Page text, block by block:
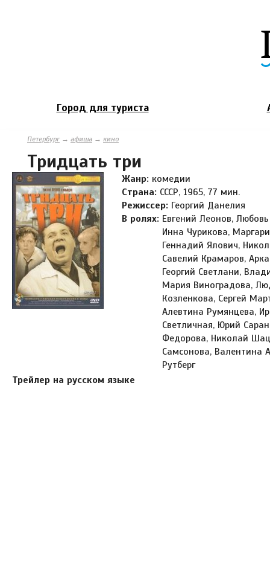
Город для туриста
Петербург→ афиша → кино
Тридцать три
Жанр: комедии
Страна: СССР, 1965, 77 мин.
Режиссер: Георгий Данелия
В ролях: Евгений Леонов,
Инна Чурикова,
Геннадий Ялович,
Савелий Крамаров,
Георгий Светлани,
Мария Виноградова,
Козленкова, Сергей
Алевтина Румянцева,
Светличная, Юрий
Федорова, Николай
Самсонова, Валентина
Рутберг
Трейлер на русском языке